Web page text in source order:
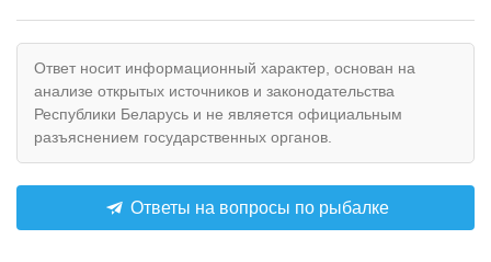
Ответ носит информационный характер, основан на
анализе открытых источников и законодательства
Республики Беларусь и не является официальным
разъяснением государственных органов.
Ответы на вопросы по рыбалке